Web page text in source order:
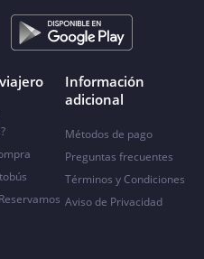
Información
adicional
Métodos de pago
Preguntas frecuentes
Términos y Condiciones
Aviso de Privacidad